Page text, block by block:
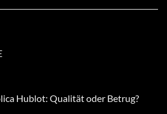
Hublot: Qualität oder Betrug?